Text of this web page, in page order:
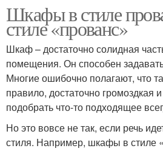
Шкафы в стиле
стиле «прованс»
Шкаф – достаточно солидная
помещения. Он способен
Многие ошибочно полагают, что
правило, достаточно громоздкая
подобрать что-то подходящее
Но это вовсе не так, если речь
стиля. Например, шкафы в стиле